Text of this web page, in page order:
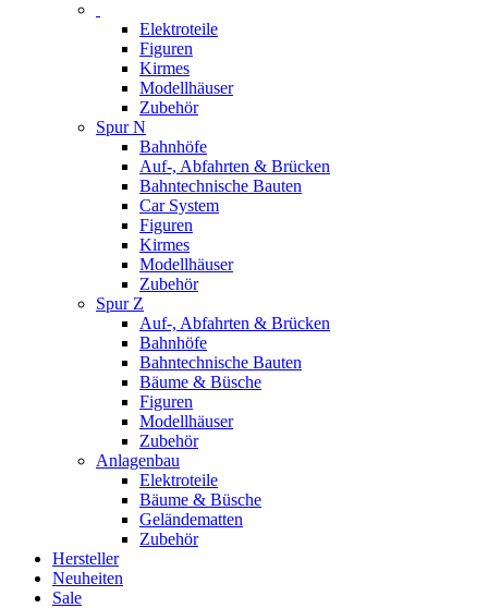
Elektroteile
Figuren
Kirmes
Modellhäuser
Zubehör
Spur N
Bahnhöfe
Auf-, Abfahrten & Brücken
Bahntechnische Bauten
Car System
Figuren
Kirmes
Modellhäuser
Zubehör
Spur Z
Auf-, Abfahrten & Brücken
Bahnhöfe
Bahntechnische Bauten
Bäume & Büsche
Figuren
Modellhäuser
Zubehör
Anlagenbau
Elektroteile
Bäume & Büsche
Geländematten
Zubehör
Hersteller
Neuheiten
Sale